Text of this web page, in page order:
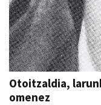
Otoitzaldia,
omenez